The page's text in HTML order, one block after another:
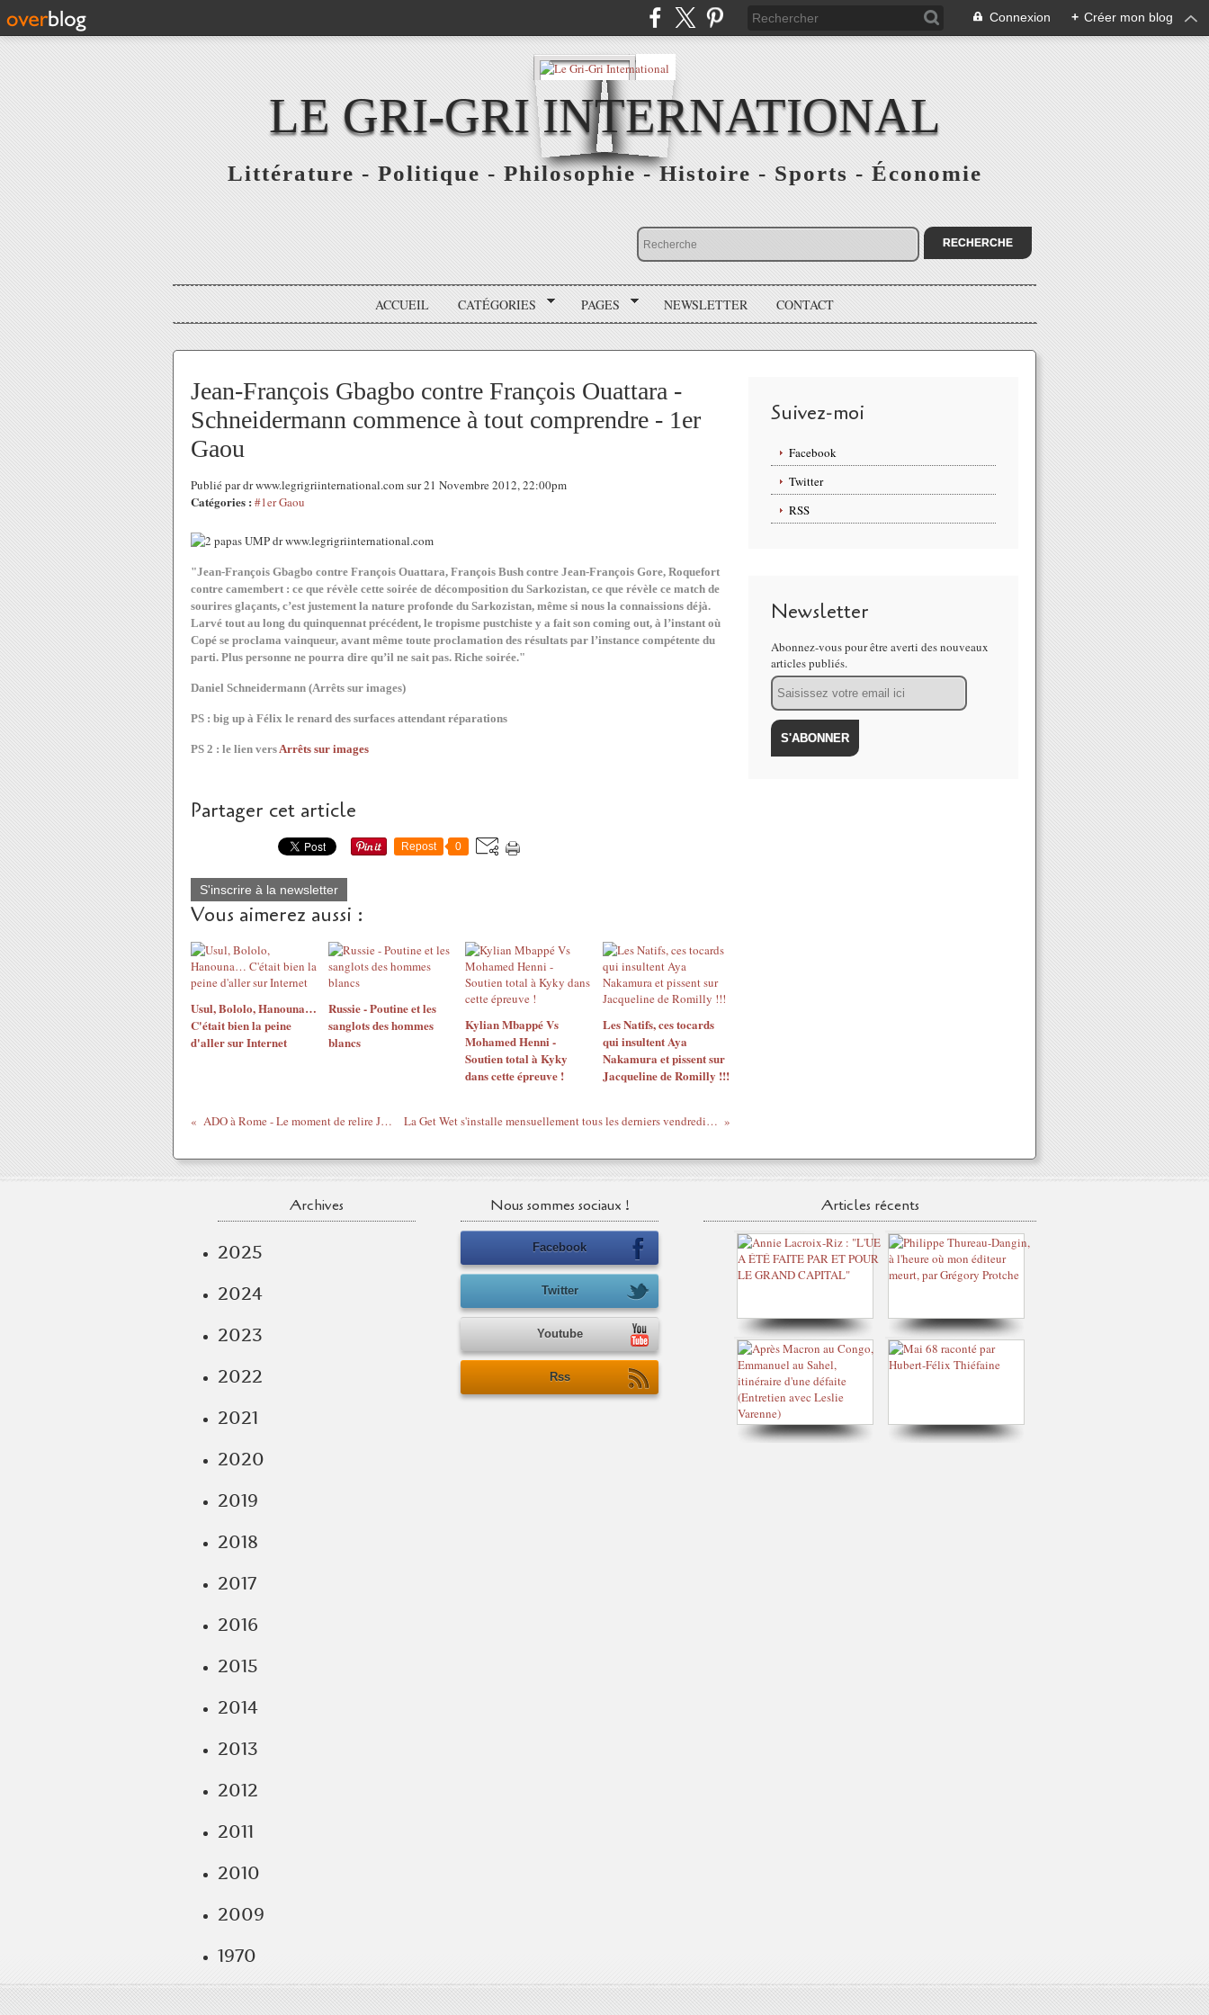
Connexion + Créer mon blog
LE GRI-GRI INTERNATIONAL
Littérature - Politique - Philosophie - Histoire - Sports - Économie
ACCUEIL CATÉGORIES PAGES NEWSLETTER CONTACT
Jean-François Gbagbo contre François Ouattara -
Schneidermann commence à tout comprendre - 1er
Gaou
Publié par dr www.legrigriinternational.com sur 21 Novembre 2012, 22:00pm
Catégories : #1er Gaou
"Jean-François Gbagbo contre François Ouattara, François Bush contre Jean-François Gore, Roquefort
contre camembert : ce que révèle cette soirée de décomposition du Sarkozistan, ce que révèle ce match de
sourires glaçants, c’est justement la nature profonde du Sarkozistan, même si nous la connaissions déjà.
Larvé tout au long du quinquennat précédent, le tropisme pustchiste y a fait son coming out, à l’instant où
Copé se proclama vainqueur, avant même toute proclamation des résultats par l’instance compétente du
parti. Plus personne ne pourra dire qu’il ne sait pas. Riche soirée."
Daniel Schneidermann (Arrêts sur images)
PS : big up à Félix le renard des surfaces attendant réparations
PS 2 : le lien versArrêts sur images
Partager cet article
Repost 0
S'inscrire à la newsletter
Vous aimerez aussi :
Usul, Bololo, Hanouna…
C'était bien la peine
d'aller sur Internet
Russie - Poutine et les
sanglots des hommes
blancs
Kylian Mbappé Vs
Mohamed Henni -
Soutien total à Kyky
dans cette épreuve !
Les Natifs, ces tocards
qui insultent Aya
Nakamura et pissent sur
Jacqueline de Romilly !!!
ADO à Rome - Le moment de relire Jésus-Christ aux colonies, de Léon Bloy La Get Wet s'installe mensuellement tous les derniers vendredis du mois au Bateau "La Balle Au Bond" Port des Saints Pères.
Suivez-moi
Facebook
Twitter
RSS
Newsletter
Abonnez-vous pour être averti des nouveaux
articles publiés.
Email
Archives
2025
2024
2023
2022
2021
2020
2019
2018
2017
2016
2015
2014
2013
2012
2011
2010
2009
1970
Nous sommes sociaux !
Facebook
Twitter
Youtube
Rss
Articles récents